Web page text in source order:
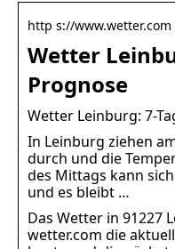
http s://www.wetter.com
Wetter
Prognose
Wetter Leinburg: 7-
In Leinburg ziehen
durch und die
des Mittags kann
und es bleibt …
Das Wetter in 91227
wetter.com die